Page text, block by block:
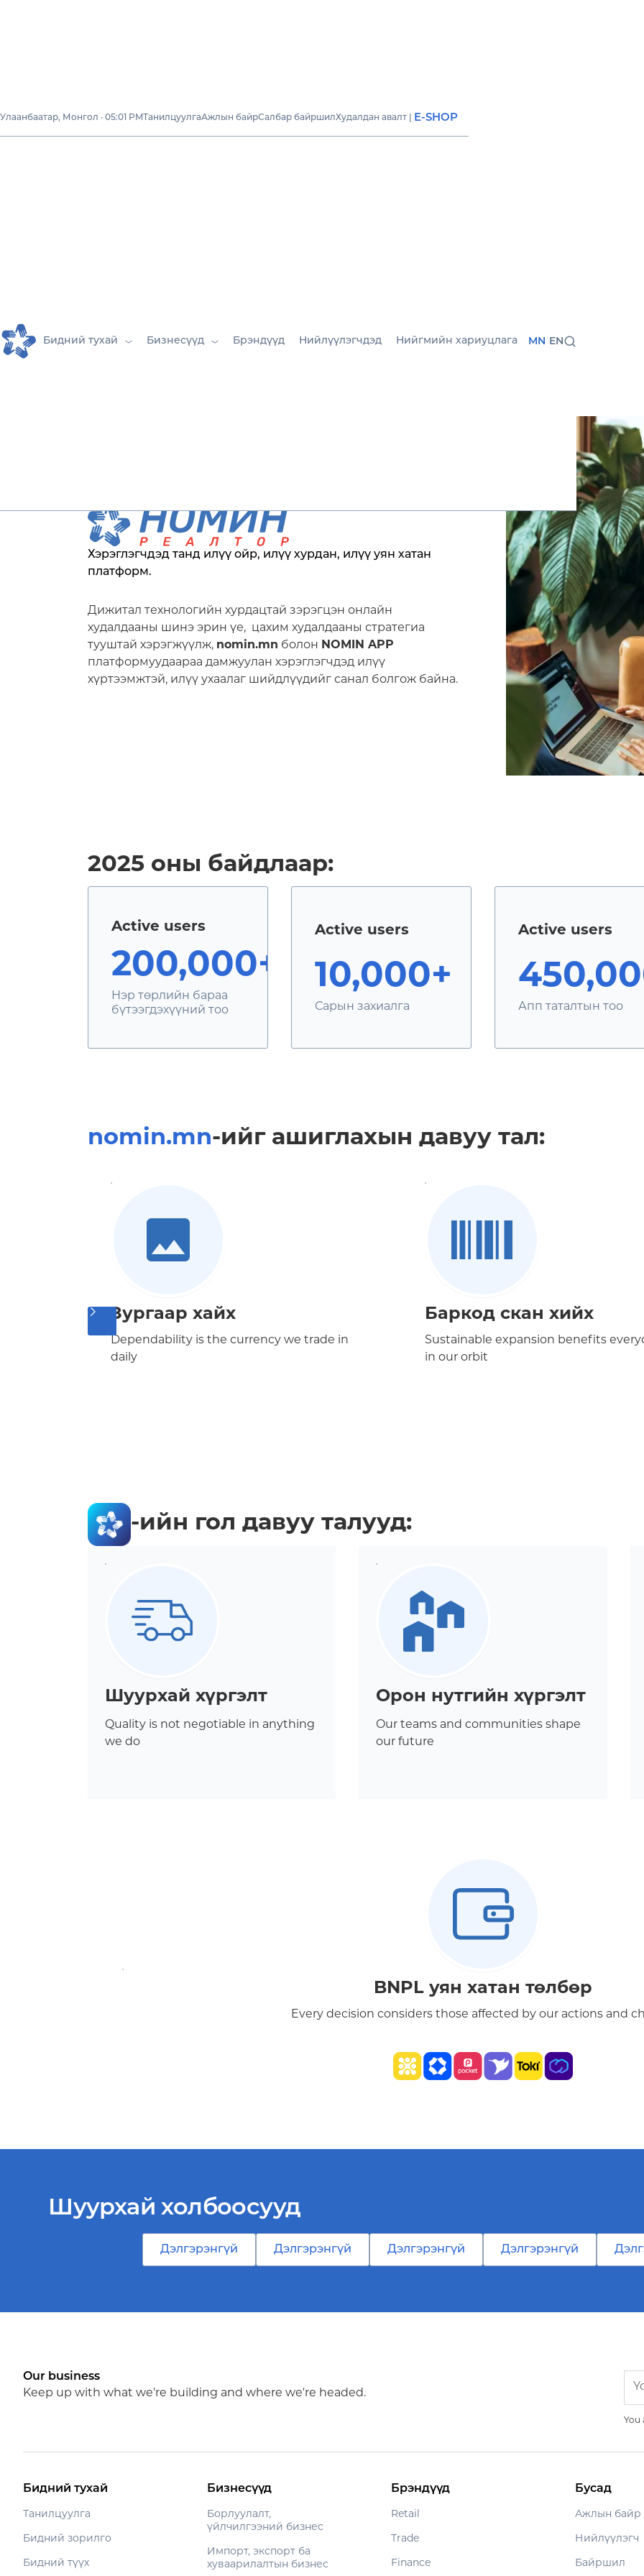
Улаанбаатар, Монгол · 05:01 PM ТанилцуулгаАжлын байрСалбар байршилХудалдан авалт E-SHOP
Бидний тухай Бизнесүүд Брэндүүд Нийлүүлэгчдэд Нийгмийн хариуцлага MN EN
Хэрэглэгчдэд танд илүү ойр, илүү хурдан, илүү уян хатан
платформ.
Дижитал технологийн хурдацтай зэрэгцэн онлайн
худалдааны шинэ эрин үе, цахим худалдааны стратегиа
тууштай хэрэгжүүлж, nomin.mn болон NOMIN APP
платформуудаараа дамжуулан хэрэглэгчдэд илүү
хүртээмжтэй, илүү ухаалаг шийдлүүдийг санал болгож байна.
2025 оны байдлаар:
Active users
200,000+
Нэр төрлийн бараа
бүтээгдэхүүний тоо
Active users
10,000+
Сарын захиалга
Active users
Апп таталтын тоо
nomin.mn-ийг ашиглахын давуу тал:
Зургаар хайх
Dependability is the currency we trade in
daily
Баркод скан хийх
Sustainable expansion benefits
in our orbit
-ийн гол давуу талууд:
Шуурхай хүргэлт
Quality is not negotiable in anything
we do
Орон нутгийн хүргэлт
Our teams and communities shape
our future
BNPL уян хатан төлбөр
Every decision considers those affected by our actions and
Шуурхай холбоосууд
Дэлгэрэнгүй Дэлгэрэнгүй Дэлгэрэнгүй Дэлгэрэнгүй
Our business
Keep up with what we're building and where we're headed.
You
Бидний тухай
Танилцуулга
Бидний зорилго
Бидний түүх
Бизнесүүд
Борлуулалт,
үйлчилгээний бизнес
Импорт, экспорт ба
хуваарилалтын бизнес
Брэндүүд
Retail
Trade
Finance
Бусад
Ажлын байр
Нийлүүлэгч
Байршил